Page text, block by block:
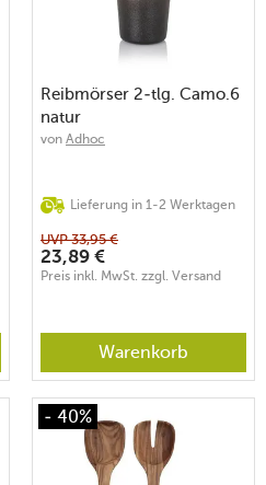
Reibmörser 2-tlg. Camo.6
natur
von Adhoc
Lieferung in 1-2 Werktagen
UVP33,95 €
23,89 €
Preis inkl. MwSt. zzgl. Versand
Warenkorb
- 40%